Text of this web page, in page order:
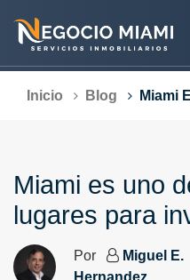
Inicio Blog Miami
Miami es uno
lugares para
Por
Miguel E.
Hernandez